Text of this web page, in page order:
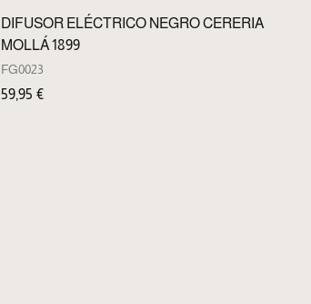
DIFUSOR ELÉCTRICO NEGRO CERERIA
MOLLÁ 1899
FG0023
59,95 €